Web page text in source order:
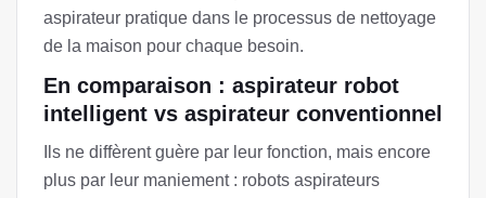
aspirateur pratique dans le processus de nettoyage
de la maison pour chaque besoin.
En comparaison : aspirateur robot
intelligent vs aspirateur conventionnel
Ils ne diffèrent guère par leur fonction, mais encore
plus par leur maniement : robots aspirateurs